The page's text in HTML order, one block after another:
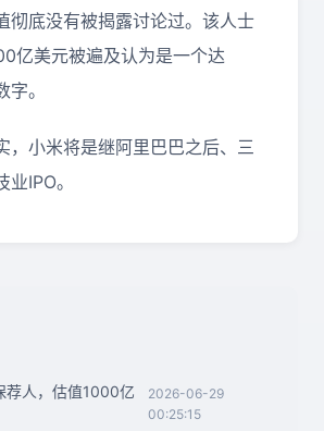
彻底没有被揭露讨论过。该人士
亿美元被遍及认为是一个达
。
，小米将是继阿里巴巴之后、三
IPO。
荐人，估值1000亿
2026-06-29
00:25:15